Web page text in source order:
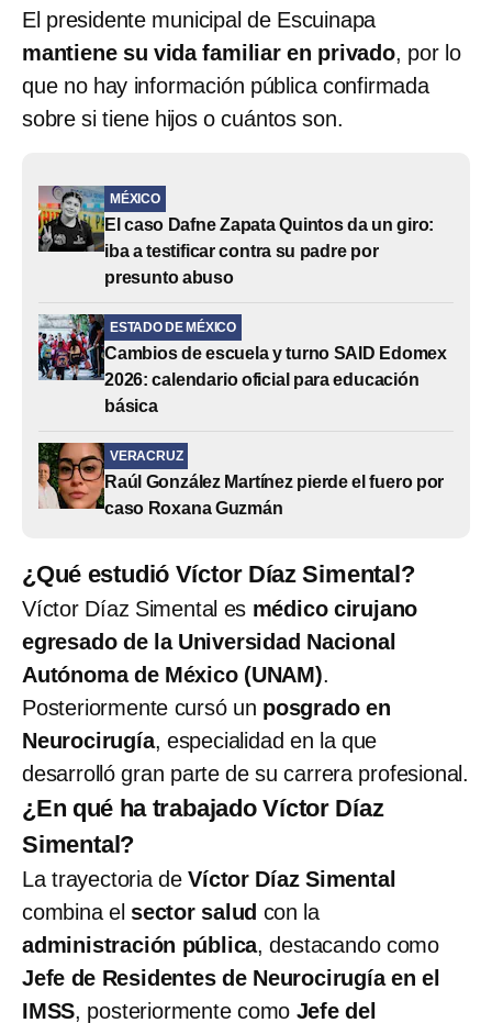
El presidente municipal de Escuinapa
mantiene su vida familiar en privado, por lo
que no hay información pública confirmada
sobre si tiene hijos o cuántos son.
MÉXICO
El caso Dafne Zapata Quintos da un giro:
iba a testificar contra su padre por
presunto abuso
ESTADO DE MÉXICO
Cambios de escuela y turno SAID Edomex
2026: calendario oficial para educación
básica
VERACRUZ
Raúl González Martínez pierde el fuero por
caso Roxana Guzmán
¿Qué estudió Víctor Díaz Simental?
Víctor Díaz Simental es médico cirujano
egresado de la Universidad Nacional
Autónoma de México (UNAM).
Posteriormente cursó un posgrado en
Neurocirugía, especialidad en la que
desarrolló gran parte de su carrera profesional.
¿En qué ha trabajado Víctor Díaz
Simental?
La trayectoria deVíctor Díaz Simental
combina el sector salud con la
administración pública, destacando como
Jefe de Residentes de Neurocirugía en el
IMSS, posteriormente como Jefe del